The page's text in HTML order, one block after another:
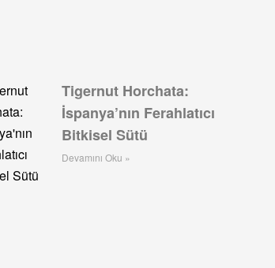
Tigernut Horchata:
İspanya’nın Ferahlatıcı
Bitkisel Sütü
Devamını Oku »